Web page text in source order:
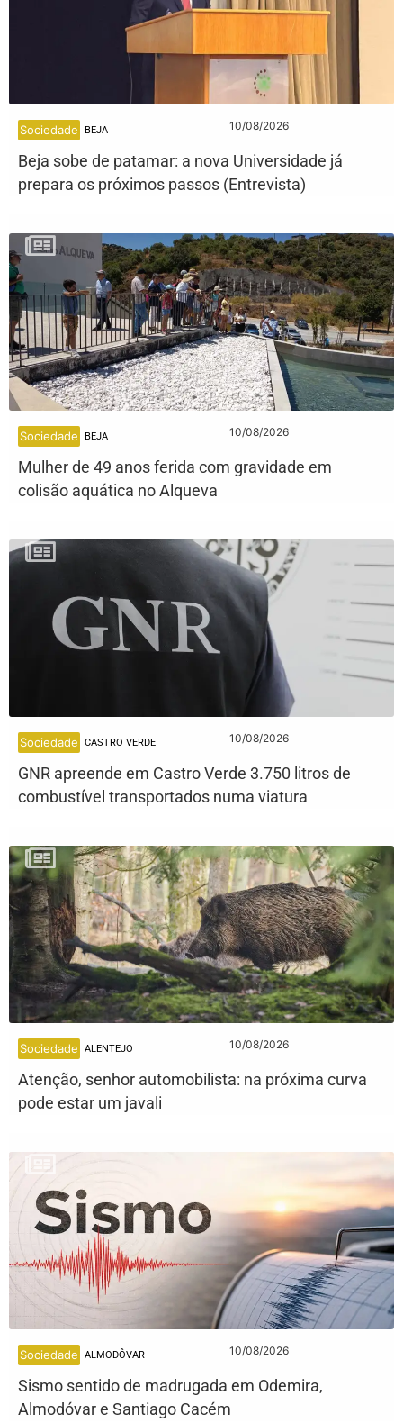
Sociedade BEJA 10/08/2026
Beja sobe de patamar: a nova Universidade já
prepara os próximos passos (Entrevista)
Sociedade BEJA 10/08/2026
Mulher de 49 anos ferida com gravidade em
colisão aquática no Alqueva
Sociedade CASTRO VERDE 10/08/2026
GNR apreende em Castro Verde 3.750 litros de
combustível transportados numa viatura
Sociedade ALENTEJO 10/08/2026
Atenção, senhor automobilista: na próxima curva
pode estar um javali
Sociedade ALMODÔVAR 10/08/2026
Sismo sentido de madrugada em Odemira,
Almodóvar e Santiago Cacém